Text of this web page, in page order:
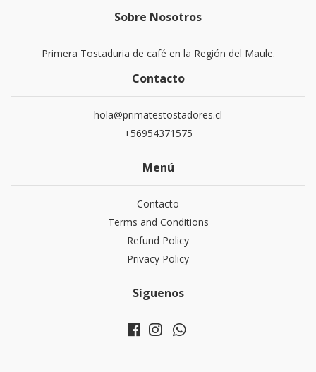
Sobre Nosotros
Primera Tostaduria de café en la Región del Maule.
Contacto
hola@primatestostadores.cl
+56954371575
Menú
Contacto
Terms and Conditions
Refund Policy
Privacy Policy
Síguenos